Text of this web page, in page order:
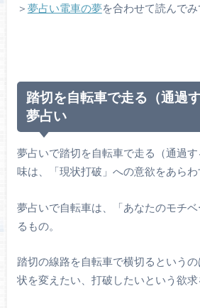
＞ 夢占い電車の夢を合わせて読んでみ
踏切を自転車で走る（通過
夢占い
夢占いで踏切を自転車で走る（通過
味は、「現状打破」への意欲をあらわ
夢占いで自転車は、「あなたのモチ
るもの。
踏切の線路を自転車で横切るという
状を変えたい、打破したいという欲求